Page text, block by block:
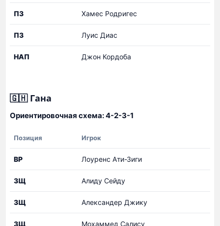
ПЗ Хамес Родригес
ПЗ Луис Диас
НАП Джон Кордоба
🇬🇭 Гана
Ориентировочная схема: 4-2-3-1
Предварительный
состав
сборной
Позиция Игрок
ВР Лоуренс Ати-Зиги
ЗЩ Алиду Сейду
ЗЩ Александер Джику
ЗЩ Мохаммед Салису